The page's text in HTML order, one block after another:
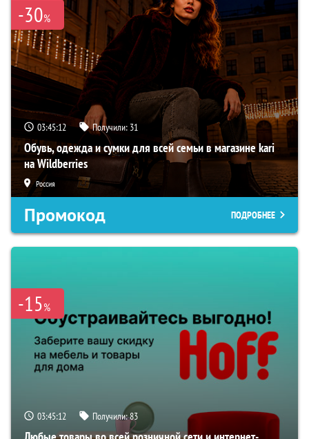
-30%
03:45:11 Получили: 31
Обувь, одежда и сумки для всей семьи в магазине kari
на Wildberries
Россия
Промокод ПОДРОБНЕЕ
-15%
03:45:11 Получили:83